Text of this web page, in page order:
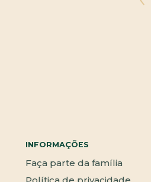
INFORMAÇÕES
Faça parte da família